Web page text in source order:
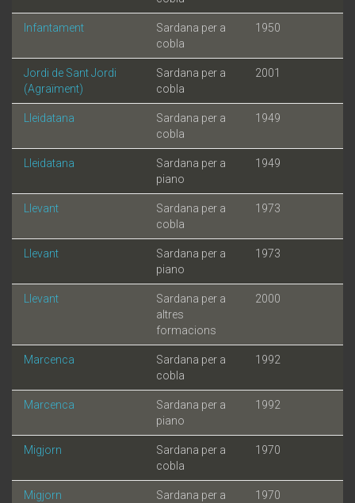
Infantament
Sardana per a
cobla
1950
Jordi de Sant Jordi
(Agraïment)
Sardana per a
cobla
2001
Lleidatana
Sardana per a
cobla
1949
Lleidatana
Sardana per a
piano
1949
Llevant
Sardana per a
cobla
1973
Llevant
Sardana per a
piano
1973
Llevant
Sardana per a
altres
formacions
2000
Marcenca
Sardana per a
cobla
1992
Marcenca
Sardana per a
piano
1992
Migjorn
Sardana per a
cobla
1970
Migjorn
Sardana per a
1970